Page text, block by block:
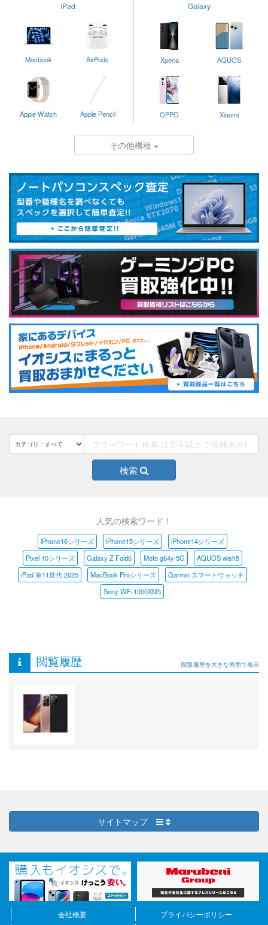
iPad
Macbook AirPods
Apple Watch Apple Pencil
Galaxy
Xperia AQUOS
OPPO Xiaomi
その他機種
検索
人気の検索ワード！
iPhone16シリーズ iPhone15シリーズ
iPhone14シリーズ
Pixel 10シリーズ
Galaxy Z Fold6 Moto g64y 5G
AQUOS wish5
iPad 第11世代 2025
MacBook Proシリーズ
Garmin スマートウォッチ
Sony WF-1000XM5
閲覧履歴 閲覧履歴を大きな画面で表示
サイトマップ
会社概要 プライバシーポリシー